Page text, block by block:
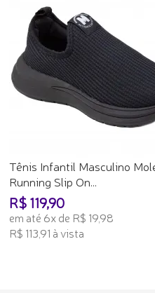
Tênis Infantil Masculino
Running Slip On...
R$ 119,90
em até 6x de R$ 19,98
R$ 113,91 à vista